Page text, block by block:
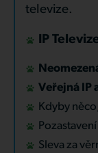
televize.
IP
Veřejná IP
Kdyby
Sleva za